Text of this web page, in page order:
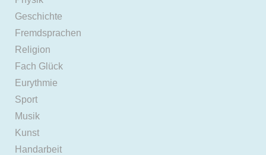
Geschichte
Fremdsprachen
Religion
Fach Glück
Eurythmie
Sport
Musik
Kunst
Handarbeit